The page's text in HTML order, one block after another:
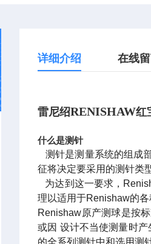
详细介绍 在线
雷尼绍RENISHAW红
什么是测针
测针是测量系统的组成
征将决定要采用的测针类
为达到这一要求，
理以适用于Renishaw的各
Renishaw原产测球是按
或因 设计不当使测量时
的全系列测针中和选用测